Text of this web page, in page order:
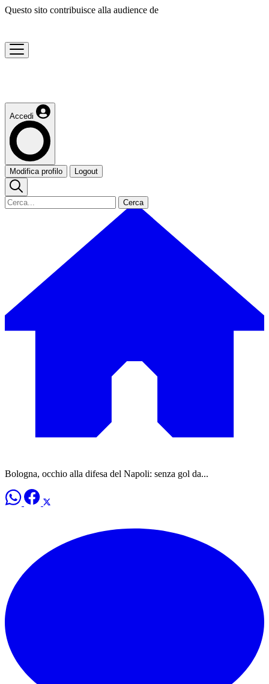
Questo sito contribuisce alla audience de
Accedi
Modifica profilo Logout
Cerca
Bologna, occhio alla difesa del Napoli: senza gol da...